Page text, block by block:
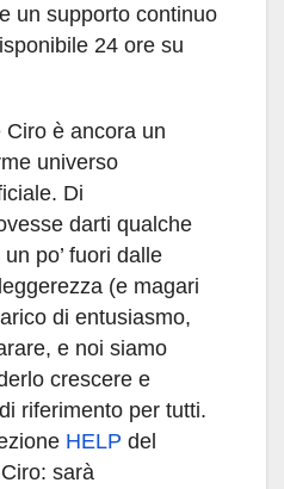
un supporto continuo
24 ore su
è ancora un
universo
Di
darti qualche
po’ fuori dalle
(e magari
di entusiasmo,
e noi siamo
crescere e
riferimento per tutti.
HELP del
sarà